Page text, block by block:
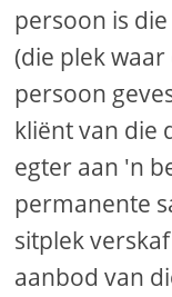
persoon is
(die plek
persoon
kliënt van die
egter aan 'n
permanente
sitplek
aanbod van